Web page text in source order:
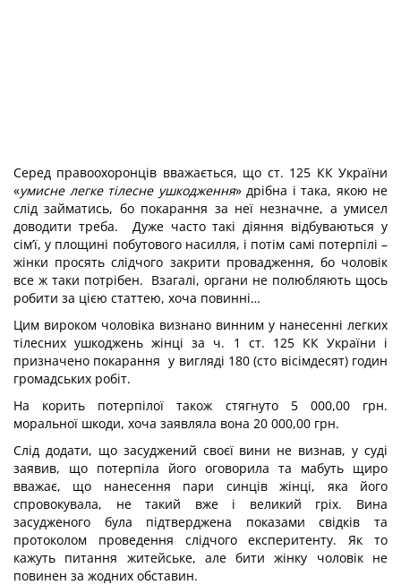
Серед правоохоронців вважається, що ст. 125 КК України
«умисне легке тілесне ушкодження» дрібна і така, якою не
слід займатись, бо покарання за неї незначне, а умисел
доводити треба. Дуже часто такі діяння відбуваються у
сім’ї, у площині побутового насилля, і потім самі потерпілі –
жінки просять слідчого закрити провадження, бо чоловік
все ж таки потрібен. Взагалі, органи не полюбляють щось
робити за цією статтею, хоча повинні…
Цим вироком чоловіка визнано винним у нанесенні легких
тілесних ушкоджень жінці за ч. 1 ст. 125 КК України і
призначено покарання у вигляді 180 (сто вісімдесят) годин
громадських робіт.
На корить потерпілої також стягнуто 5 000,00 грн.
моральної шкоди, хоча заявляла вона 20 000,00 грн.
Слід додати, що засуджений своєї вини не визнав, у суді
заявив, що потерпіла його оговорила та мабуть щиро
вважає, що нанесення пари синців жінці, яка його
спровокувала, не такий вже і великий гріх. Вина
засудженого була підтверджена показами свідків та
протоколом проведення слідчого експеритенту. Як то
кажуть питання житейське, але бити жінку чоловік не
повинен за жодних обставин.